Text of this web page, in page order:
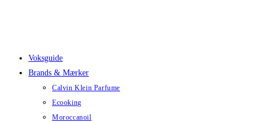
Voksguide
Brands & Mærker
Calvin Klein Parfume
Ecooking
Moroccanoil